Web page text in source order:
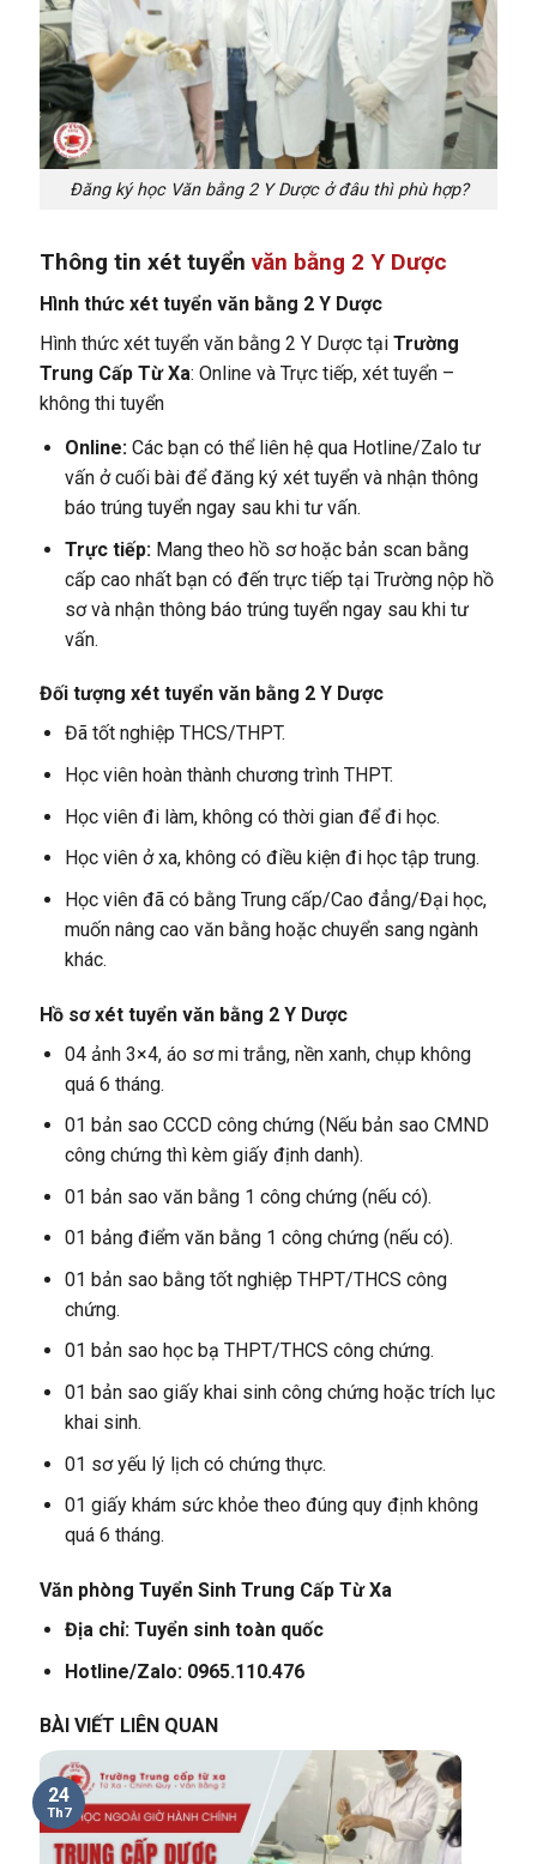
Đăng ký học Văn bằng 2 Y Dược ở đâu thì phù hợp?
Thông tin xét tuyểnvăn bằng 2 Y Dược
Hình thức xét tuyển văn bằng 2 Y Dược
Hình thức xét tuyển văn bằng 2 Y Dược tại Trường
Trung Cấp Từ Xa: Online và Trực tiếp, xét tuyển –
không thi tuyển
Online:Các bạn có thể liên hệ qua Hotline/Zalo tư
vấn ở cuối bài để đăng ký xét tuyển và nhận thông
báo trúng tuyển ngay sau khi tư vấn.
Trực tiếp: Mang theo hồ sơ hoặc bản scan bằng
cấp cao nhất bạn có đến trực tiếp tại Trường nộp hồ
sơ và nhận thông báo trúng tuyển ngay sau khi tư
vấn.
Đối tượng xét tuyển văn bằng 2 Y Dược
Đã tốt nghiệp THCS/THPT.
Học viên hoàn thành chương trình THPT.
Học viên đi làm, không có thời gian để đi học.
Học viên ở xa, không có điều kiện đi học tập trung.
Học viên đã có bằng Trung cấp/Cao đẳng/Đại học,
muốn nâng cao văn bằng hoặc chuyển sang ngành
khác.
Hồ sơ xét tuyển văn bằng 2 Y Dược
04 ảnh 3×4, áo sơ mi trắng, nền xanh, chụp không
quá 6 tháng.
01 bản sao CCCD công chứng (Nếu bản sao CMND
công chứng thì kèm giấy định danh).
01 bản sao văn bằng 1 công chứng (nếu có).
01 bảng điểm văn bằng 1 công chứng (nếu có).
01 bản sao bằng tốt nghiệp THPT/THCS công
chứng.
01 bản sao học bạ THPT/THCS công chứng.
01 bản sao giấy khai sinh công chứng hoặc trích lục
khai sinh.
01 sơ yếu lý lịch có chứng thực.
01 giấy khám sức khỏe theo đúng quy định không
quá 6 tháng.
Văn phòng Tuyển Sinh Trung Cấp Từ Xa
Địa chỉ: Tuyển sinh toàn quốc
Hotline/Zalo: 0965.110.476
BÀI VIẾT LIÊN QUAN
24
Th7